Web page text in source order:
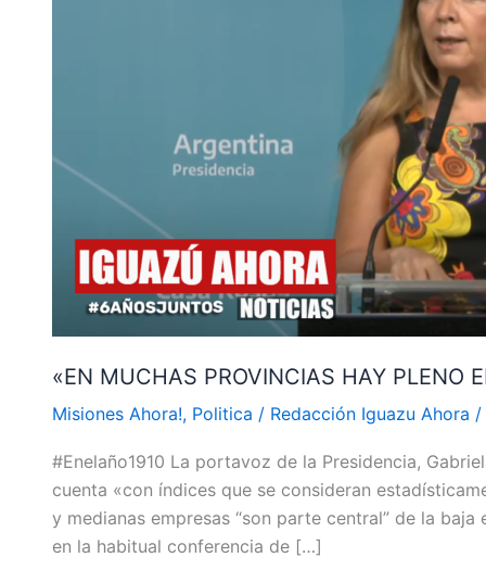
«EN MUCHAS PROVINCIAS HAY PLENO
Misiones Ahora!, Politica / Redacción Iguazu Ahora /
#Enelaño1910 La portavoz de la Presidencia,
cuenta «con índices que se consideran
y medianas empresas “son parte central” de la
en la habitual conferencia de […]